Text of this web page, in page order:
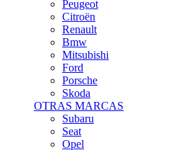
Renault
Bmw
Mitsubishi
Ford
Porsche
Skoda
OTRAS MARCAS
Subaru
Seat
Opel
Volkswagen